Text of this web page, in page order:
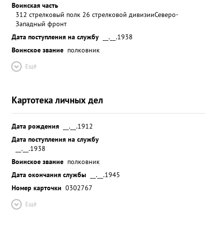
Воинская часть
312 стрелковый полк 26 стрелковой дивизииСеверо-
Западный фронт
Дата поступления на службу
__.__.1938
Воинское звание полковник
Ещё
Картотека личных дел
Дата рождения
__.__.1912
Дата поступления на службу
__.__.1938
Воинское звание полковник
Дата окончания службы
__.__.1945
Номер карточки 0302767
Ещё